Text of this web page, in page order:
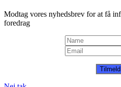
Modtag vores nyhedsbrev for at få
foredrag
Tilmeld